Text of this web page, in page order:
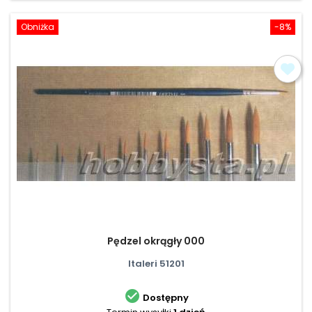
-8%
Obniżka
Pędzel okrągły 000
Italeri 51201
 Dostępny